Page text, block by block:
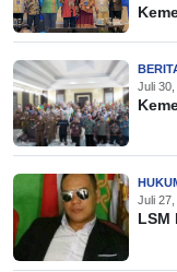
Juli
Juli
LSM